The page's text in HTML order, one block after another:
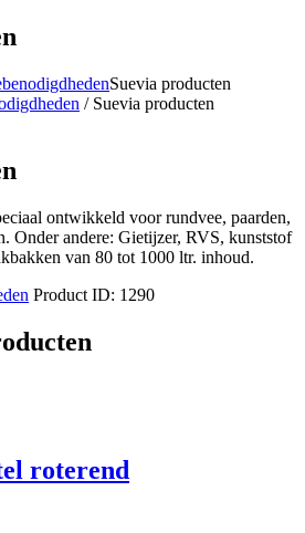
Suevia producten
/ Suevia producten
ontwikkeld voor rundvee, paarden,
Onder andere: Gietijzer, RVS, kunststof
van 80 tot 1000 ltr. inhoud.
Product ID: 1290
roterend